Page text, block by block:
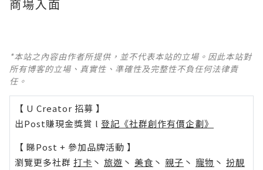
商場入面
*本站之內容由作者所提供，並不代表本站的立場。因此本站對
所有博客的立場、真實性、準確性及完整性不負任何法律責
任。
【 U Creator 招募 】
出Post賺現金獎賞 l 登記《社群創作有價企劃》
【 睇Post + 參加品牌活動 】
瀏覽更多社群 打卡 丶 旅遊 丶 美食 丶 親子 丶 寵物 丶 扮靚